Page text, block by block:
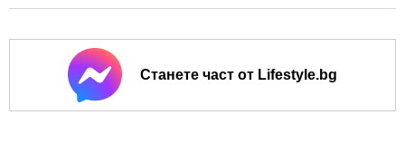
Станете част от Lifestyle.bg